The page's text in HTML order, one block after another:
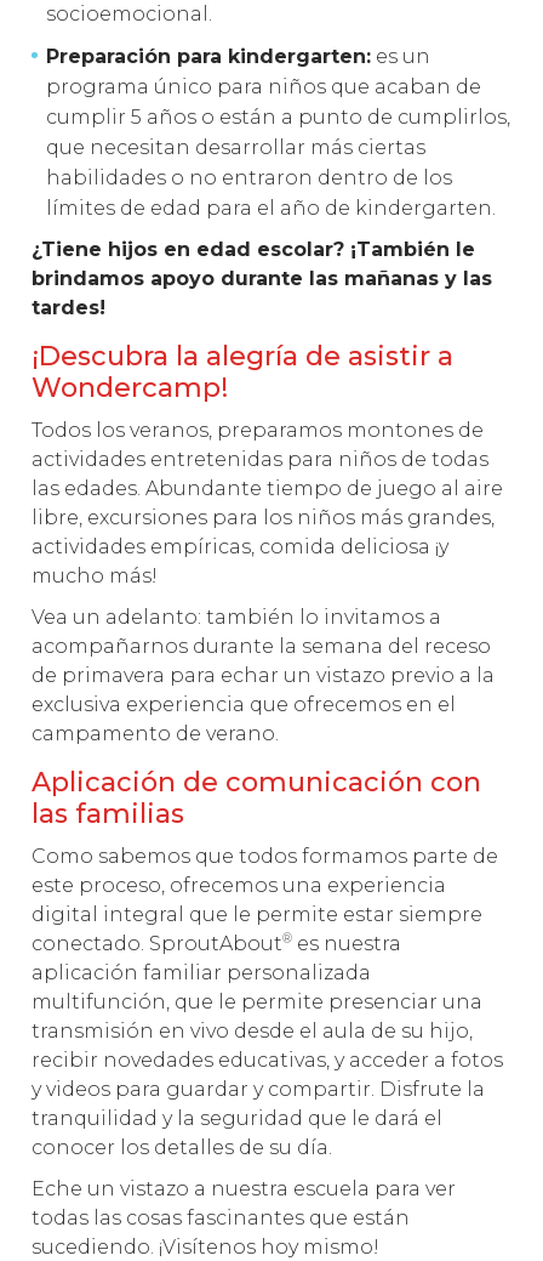
socioemocional.
Preparación para kindergarten: es un
programa único para niños que acaban de
cumplir 5 años o están a punto de cumplirlos,
que necesitan desarrollar más ciertas
habilidades o no entraron dentro de los
límites de edad para el año de kindergarten.
¿Tiene hijos en edad escolar? ¡También le
brindamos apoyo durante las mañanas y las
tardes!
¡Descubra la alegría de asistir a
Wondercamp!
Todos los veranos, preparamos montones de
actividades entretenidas para niños de todas
las edades. Abundante tiempo de juego al aire
libre, excursiones para los niños más grandes,
actividades empíricas, comida deliciosa ¡y
mucho más!
Vea un adelanto: también lo invitamos a
acompañarnos durante la semana del receso
de primavera para echar un vistazo previo a la
exclusiva experiencia que ofrecemos en el
campamento de verano.
Aplicación de comunicación con
las familias
Como sabemos que todos formamos parte de
este proceso, ofrecemos una experiencia
digital integral que le permite estar siempre
conectado. SproutAbout® es nuestra
aplicación familiar personalizada
multifunción, que le permite presenciar una
transmisión en vivo desde el aula de su hijo,
recibir novedades educativas, y acceder a fotos
y videos para guardar y compartir. Disfrute la
tranquilidad y la seguridad que le dará el
conocer los detalles de su día.
Eche un vistazo a nuestra escuela para ver
todas las cosas fascinantes que están
sucediendo. ¡Visítenos hoy mismo!